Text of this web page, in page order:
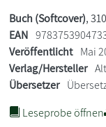
Buch (Softcover),
EAN
Veröffentlicht Mai
Verlag/Hersteller
Übersetzer
Leseprobe öffnen